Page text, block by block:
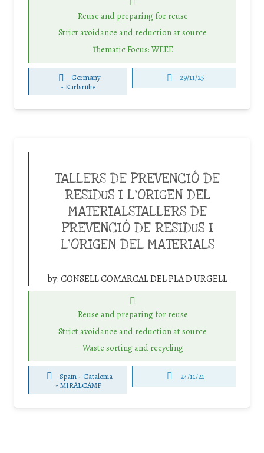
Reuse and preparing for reuse
Strict avoidance and reduction at source
Thematic Focus: WEEE
Germany
- Karlsruhe
29/11/25
TALLERS DE PREVENCIÓ DE
RESIDUS I L’ORIGEN DEL
MATERIALSTALLERS DE
PREVENCIÓ DE RESIDUS I
L’ORIGEN DEL MATERIALS
by:CONSELL COMARCAL DEL PLA D'URGELL
Reuse and preparing for reuse
Strict avoidance and reduction at source
Waste sorting and recycling
Spain - Catalonia
- MIRALCAMP
24/11/21